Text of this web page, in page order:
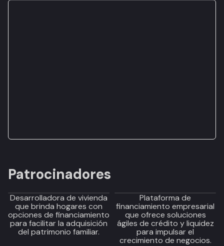
Patrocinadores
Desarrolladora de vivienda
que brinda hogares con
opciones de financiamiento
para facilitar la adquisición
del patrimonio familiar.
Plataforma de
financiamiento empresarial
que ofrece soluciones
ágiles de crédito y liquidez
para impulsar el
crecimiento de negocios.